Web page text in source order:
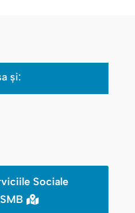
şi:
Sociale